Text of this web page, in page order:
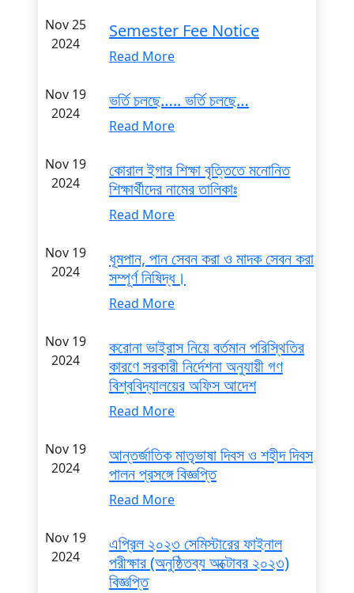
Nov 25
2024
Semester Fee Notice
Read More
Nov 19
2024
ভর্তি চলছে….. ভর্তি চলছে…
Read More
Nov 19
2024
কোরাল ইগার শিক্ষা বৃত্তিতে মনোনিত
শিক্ষার্থীদের নামের তালিকাঃ
Read More
Nov 19
2024
ধূমপান, পান সেবন করা ও মাদক সেবন করা
সম্পূর্ণ নিষিদ্ধ।
Read More
Nov 19
2024
করোনা ভাইরাস নিয়ে বর্তমান পরিস্থিতির
কারণে সরকারী নির্দেশনা অনুযায়ী গণ
বিশ্ববিদ্যালয়ের অফিস আদেশ
Read More
Nov 19
2024
আন্তর্জাতিক মাতৃভাষা দিবস ও শহীদ দিবস
পালন প্রসঙ্গে বিজ্ঞপ্তি
Read More
Nov 19
2024
এপ্রিল ২০২৩ সেমিস্টারের ফাইনাল
পরীক্ষার (অনুষ্ঠিতব্য অক্টোবর ২০২৩)
বিজ্ঞপ্তি